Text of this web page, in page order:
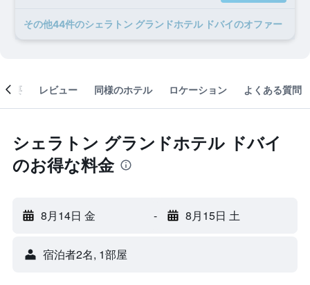
​その他44​件のシェラトン グランドホテル ドバイのオファー
概要 レビュー 同様のホテル ロケーション よくある質問
シェラトン グランドホテル ドバイ
のお得な料金
8月14日 金 - 8月15日 土
宿泊者2名, 1​部屋